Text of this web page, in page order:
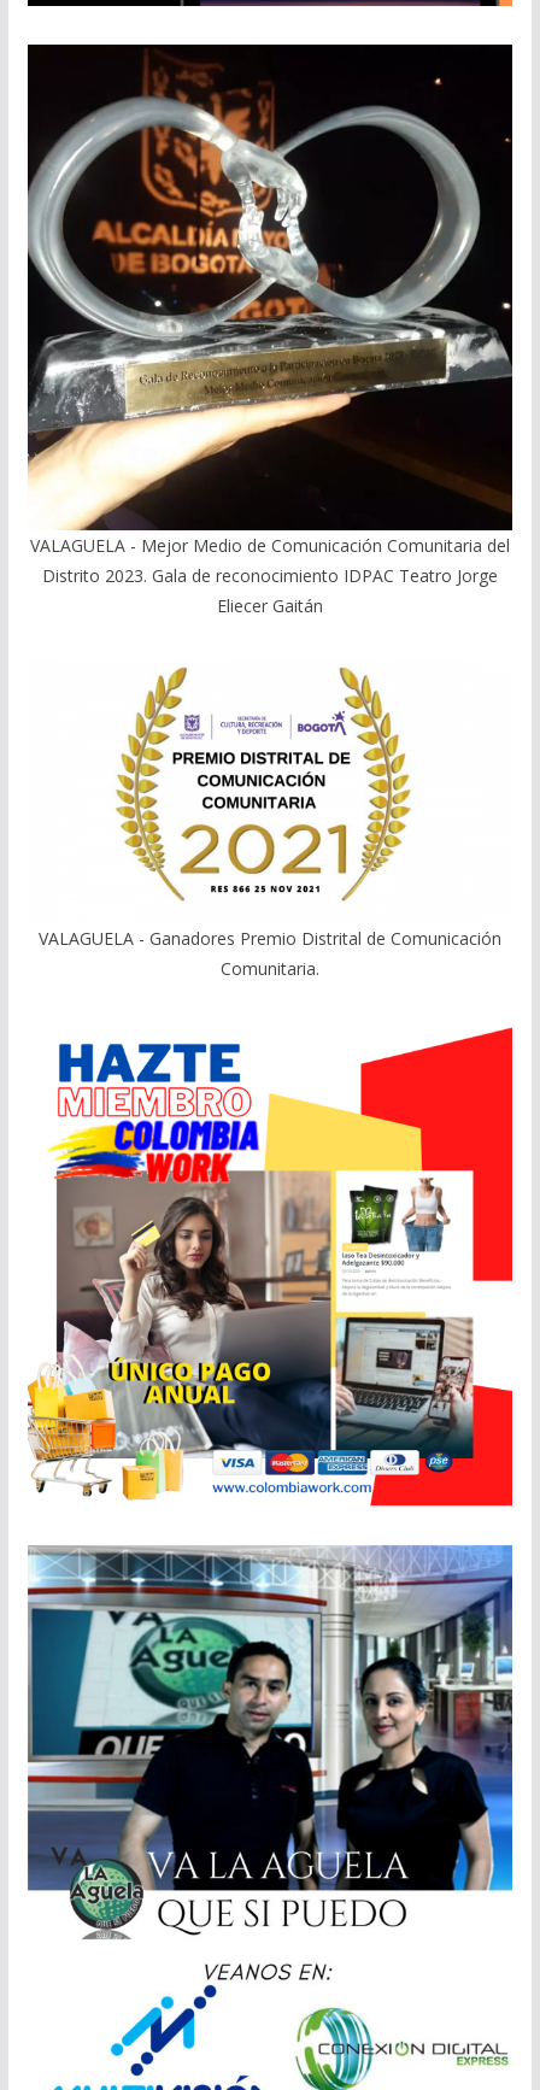
VALAGUELA - Mejor Medio de Comunicación Comunitaria del
Distrito 2023. Gala de reconocimiento IDPAC Teatro Jorge
Eliecer Gaitán
VALAGUELA - Ganadores Premio Distrital de Comunicación
Comunitaria.